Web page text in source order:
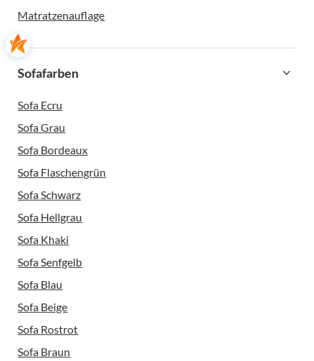
Matratzenauflage
Sofafarben
Sofa Ecru
Sofa Grau
Sofa Bordeaux
Sofa Flaschengrün
Sofa Schwarz
Sofa Hellgrau
Sofa Khaki
Sofa Senfgelb
Sofa Blau
Sofa Beige
Sofa Rostrot
Sofa Braun